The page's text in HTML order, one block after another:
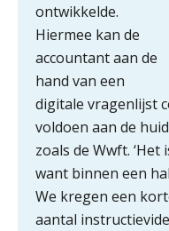
ontwikkelde.
Hiermee kan de
accountant aan de
hand van een
digitale vragenlijst
voldoen aan de
zoals de Wwft.
want binnen een
We kregen een
aantal